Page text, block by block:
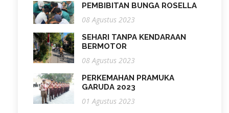
PEMBIBITAN BUNGA ROSELLA
08 Agustus 2023
SEHARI TANPA KENDARAAN
BERMOTOR
08 Agustus 2023
PERKEMAHAN PRAMUKA
GARUDA 2023
01 Agustus 2023